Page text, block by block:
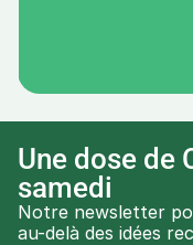
Une dose de
samedi
Notre newsletter
au-delà des idées